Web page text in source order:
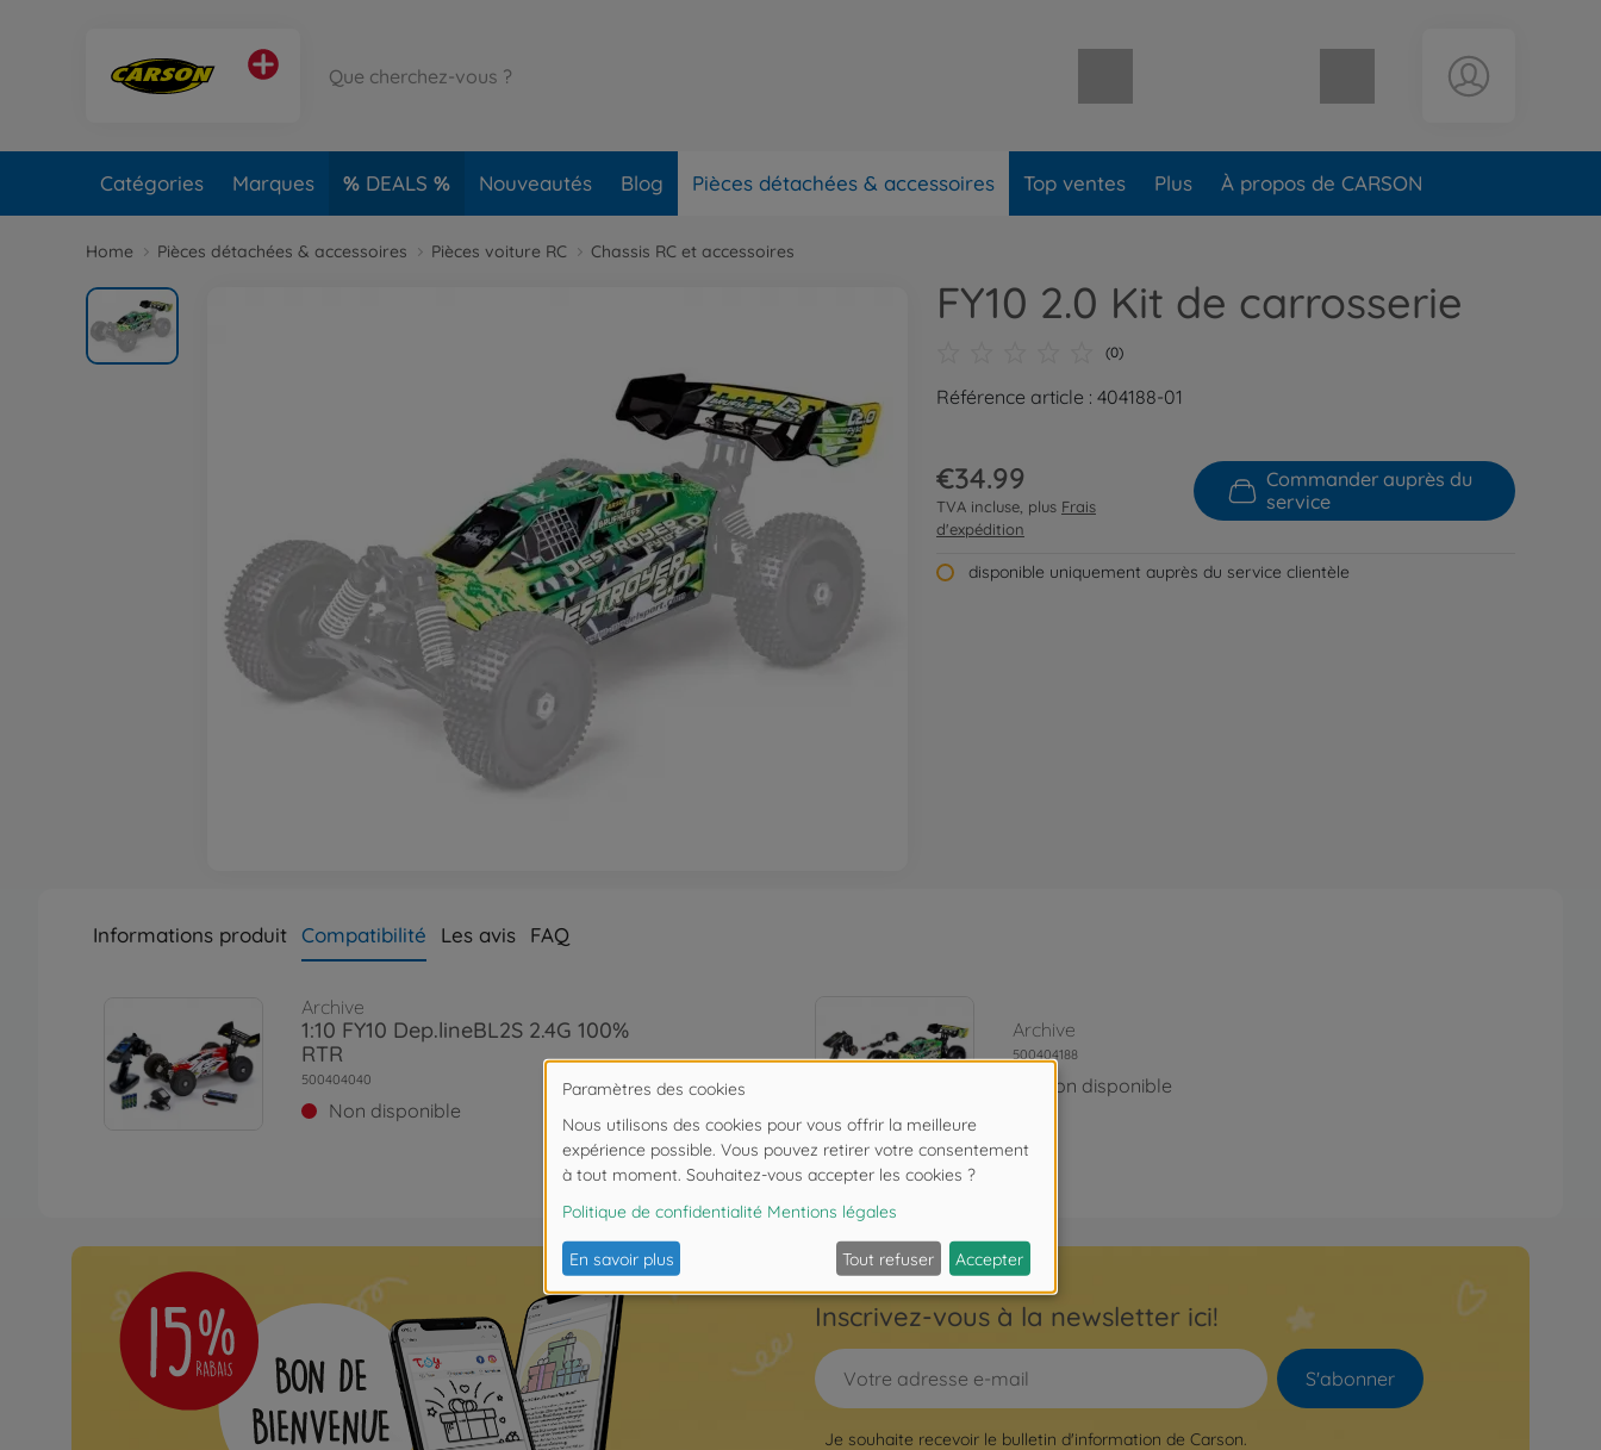
Catégories Marques DEALS Nouveautés Blog Pièces détachées & accessoires Top ventes Plus À propos de CARSON
Home Pièces détachées & accessoires Pièces voiture RC Chassis RC et accessoires
FY10 2.0 Kit de carrosserie
(0)
Référence article : 404188-01
€34.99
TVA incluse, plus Frais
d'expédition
Commander auprès du
service
disponible uniquement auprès du service clientèle
Informations produit Compatibilité Les avis FAQ
Archive
1:10 FY10 Dep.lineBL2S 2.4G 100%
RTR
500404040
Non disponible
Archive
500404188
Non disponible
Inscrivez-vous à la newsletter ici!
S'abonner
Je souhaite recevoir le bulletin d'information de Carson.